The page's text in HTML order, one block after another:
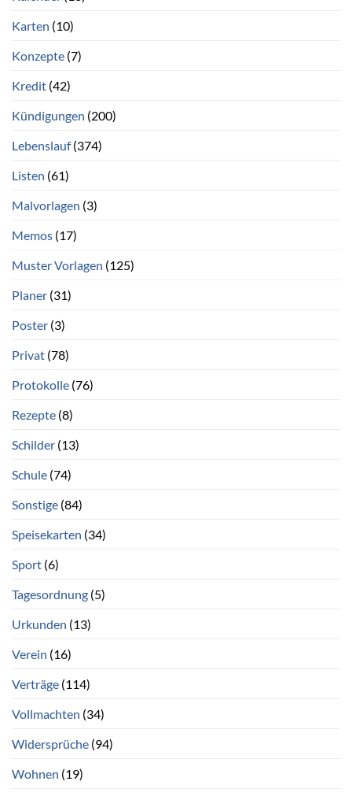
Karten (10)
Konzepte (7)
Kredit (42)
Kündigungen (200)
Lebenslauf(374)
Listen (61)
Malvorlagen (3)
Memos (17)
Muster Vorlagen (125)
Planer (31)
Poster (3)
Privat (78)
Protokolle (76)
Rezepte (8)
Schilder (13)
Schule (74)
Sonstige (84)
Speisekarten (34)
Sport (6)
Tagesordnung (5)
Urkunden (13)
Verein (16)
Verträge (114)
Vollmachten (34)
Widersprüche (94)
Wohnen (19)